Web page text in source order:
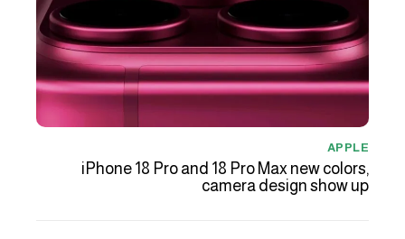
APPLE
iPhone 18 Pro and 18 Pro Max new colors,
camera design show up